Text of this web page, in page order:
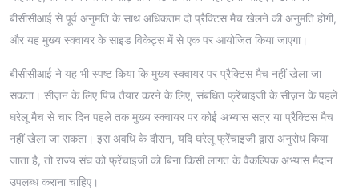
बीसीसीआई से पूर्व अनुमति के साथ अधिकतम दो प्रैक्टिस मैच खेलने की अनुमति होगी,
और यह मुख्य स्क्वायर के साइड विकेट्स में से एक पर आयोजित किया जाएगा।
बीसीसीआई ने यह भी स्पष्ट किया कि मुख्य स्क्वायर पर प्रैक्टिस मैच नहीं खेला जा
सकता। सीज़न के लिए पिच तैयार करने के लिए, संबंधित फ्रेंचाइजी के सीज़न के पहले
घरेलू मैच से चार दिन पहले तक मुख्य स्क्वायर पर कोई अभ्यास सत्र या प्रैक्टिस मैच
नहीं खेला जा सकता। इस अवधि के दौरान, यदि घरेलू फ्रेंचाइजी द्वारा अनुरोध किया
जाता है, तो राज्य संघ को फ्रेंचाइजी को बिना किसी लागत के वैकल्पिक अभ्यास मैदान
उपलब्ध कराना चाहिए।